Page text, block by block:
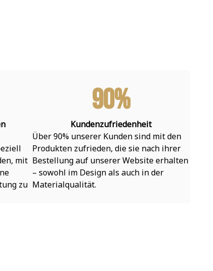
mit
zu
90%
Kundenzufriedenheit
Über 90% unserer Kunden sind mit den
Produkten zufrieden, die sie nach ihrer
Bestellung auf unserer Website erhalten
– sowohl im Design als auch in der
Materialqualität.